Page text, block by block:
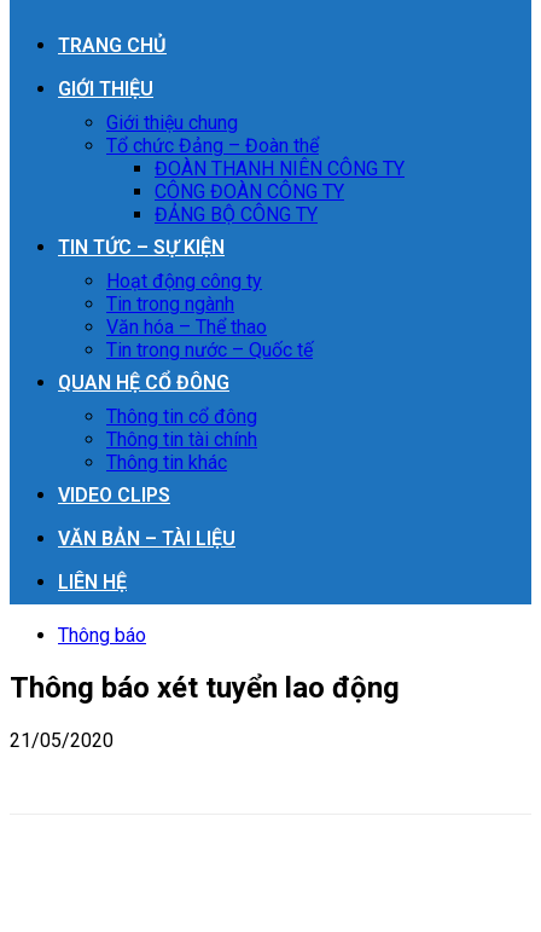
TRANG CHỦ
GIỚI THIỆU
Giới thiệu chung
Tổ chức Đảng – Đoàn thể
ĐOÀN THANH NIÊN CÔNG TY
CÔNG ĐOÀN CÔNG TY
ĐẢNG BỘ CÔNG TY
TIN TỨC – SỰ KIỆN
Hoạt động công ty
Tin trong ngành
Văn hóa – Thể thao
Tin trong nước – Quốc tế
QUAN HỆ CỔ ĐÔNG
Thông tin cổ đông
Thông tin tài chính
Thông tin khác
VIDEO CLIPS
VĂN BẢN – TÀI LIỆU
LIÊN HỆ
Thông báo
Thông báo xét tuyển lao động
21/05/2020